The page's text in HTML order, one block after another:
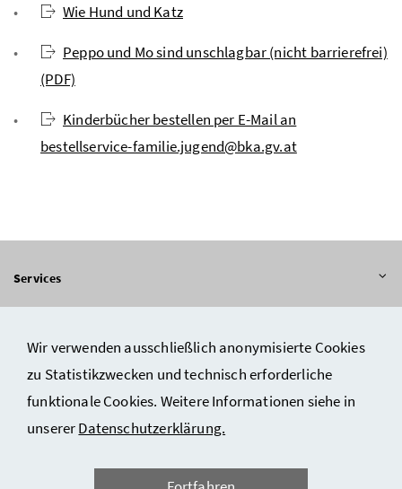
Wir verwenden ausschließlich anonymisierte Cookies
zu Statistikzwecken und technisch erforderliche
funktionale Cookies. Weitere Informationen siehe in
unsererDatenschutzerklärung.
Wie Hund und Katz
Peppo und Mo sind unschlagbar (nicht barrierefrei)
(PDF)
Kinderbücher bestellen per E-Mail an
bestellservice-familie.jugend@bka.gv.at
ServicesInhalt aufklappen
Impressum und Copyright
Barrierefreiheitserklärung